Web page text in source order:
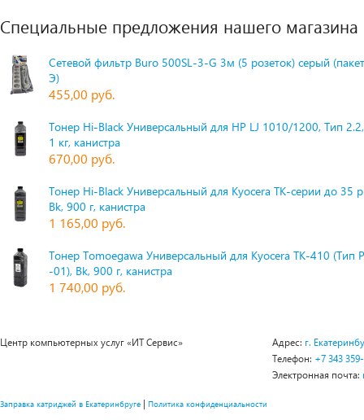
Специальные предложения нашего магазина
Сетевой фильтр Buro 500SL-3-G 3м (5 розеток) серый
Э)
455,00 руб.
Тонер Hi-Black Универсальный для HP LJ 1010/1200, Тип
1 кг, канистра
670,00 руб.
Тонер Hi-Black Универсальный для Kyocera TK-серии до 35
Bk, 900 г, канистра
1 165,00 руб.
Тонер Tomoegawa Универсальный для Kyocera TK-410 (Тип
-01), Bk, 900 г, канистра
1 740,00 руб.
Центр компьютерных услуг «ИТ Сервис» Адрес: г.
Телефон: +7 343
Электронная почта:
Заправка катриджей в Екатеринбруге | Политика конфиденциальности